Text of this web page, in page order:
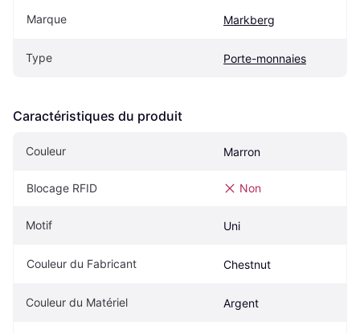
Marque Markberg
Type Porte-monnaies
Caractéristiques du produit
Couleur Marron
Blocage RFID Non
Motif Uni
Couleur du Fabricant Chestnut
Couleur du Matériel Argent